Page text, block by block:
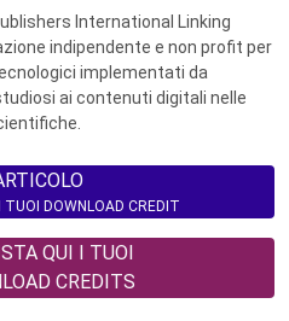
International Linking
indipendente e non profit per
implementati da
ai contenuti digitali nelle
DOWNLOAD CREDIT
QUI I TUOI
CREDITS